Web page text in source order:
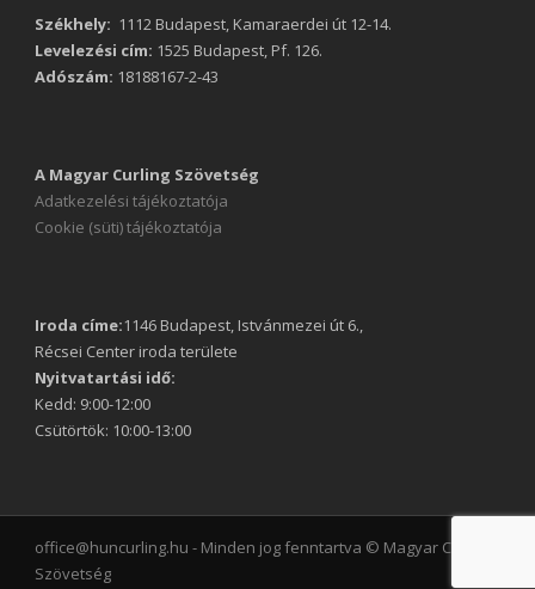
Székhely: 1112 Budapest, Kamaraerdei út 12-14.
Levelezési cím: 1525 Budapest, Pf. 126.
Adószám: 18188167-2-43
A Magyar Curling Szövetség
Adatkezelési tájékoztatója
Cookie (süti) tájékoztatója
Iroda címe:1146 Budapest, Istvánmezei út 6.,
Récsei Center iroda területe
Nyitvatartási idő:
Kedd: 9:00-12:00
Csütörtök: 10:00-13:00
office@huncurling.hu - Minden jog fenntartva © Magyar Curling
Szövetség